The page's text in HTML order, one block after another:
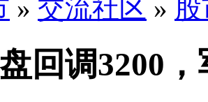
» 交流社区 »
回调3200